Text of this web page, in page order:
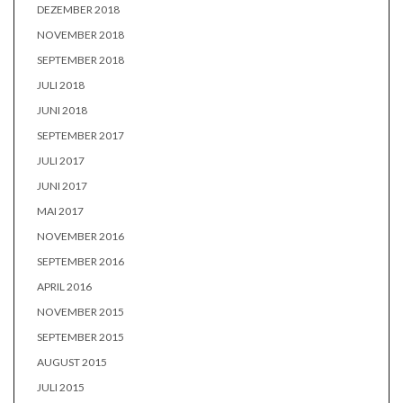
DEZEMBER 2018
NOVEMBER 2018
SEPTEMBER 2018
JULI 2018
JUNI 2018
SEPTEMBER 2017
JULI 2017
JUNI 2017
MAI 2017
NOVEMBER 2016
SEPTEMBER 2016
APRIL 2016
NOVEMBER 2015
SEPTEMBER 2015
AUGUST 2015
JULI 2015